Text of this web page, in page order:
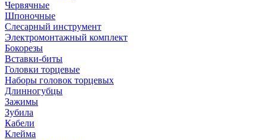
Червячные
Шпоночные
Слесарный инструмент
Электромонтажный комплект
Бокорезы
Вставки-биты
Головки торцевые
Наборы головок торцевых
Длинногубцы
Зажимы
Зубила
Кабели
Клейма